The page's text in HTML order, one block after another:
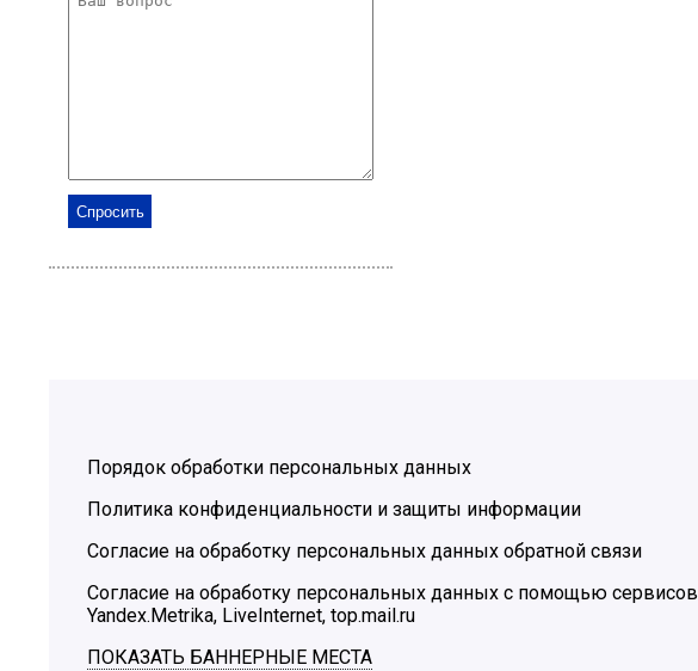
Порядок обработки персональных данных
Политика конфиденциальности и защиты информации
Согласие на обработку персональных данных обратной связи
Согласие на обработку персональных данных с помощью сервисов
Yandex.Metrika, LiveInternet, top.mail.ru
ПОКАЗАТЬ БАННЕРНЫЕ МЕСТА